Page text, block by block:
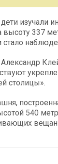
изучали
высоту 337
столицы».
540